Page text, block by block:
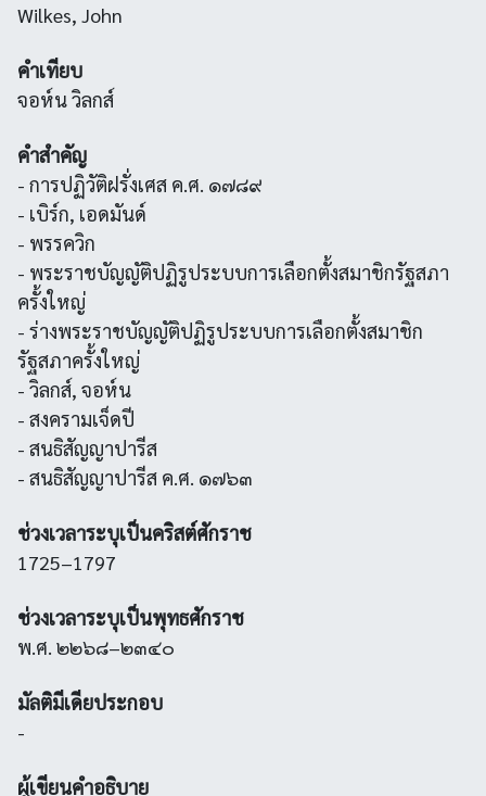
Wilkes, John
คำเทียบ
จอห์น วิลกส์
คำสำคัญ
- การปฏิวัติฝรั่งเศส ค.ศ. ๑๗๘๙
- เบิร์ก, เอดมันด์
- พรรควิก
- พระราชบัญญัติปฏิรูประบบการเลือกตั้งสมาชิกรัฐสภา
ครั้งใหญ่
- ร่างพระราชบัญญัติปฏิรูประบบการเลือกตั้งสมาชิก
รัฐสภาครั้งใหญ่
- วิลกส์, จอห์น
- สงครามเจ็ดปี
- สนธิสัญญาปารีส
- สนธิสัญญาปารีส ค.ศ. ๑๗๖๓
ช่วงเวลาระบุเป็นคริสต์ศักราช
1725–1797
ช่วงเวลาระบุเป็นพุทธศักราช
พ.ศ. ๒๒๖๘–๒๓๔๐
มัลติมีเดียประกอบ
-
ผู้เขียนคำอธิบาย